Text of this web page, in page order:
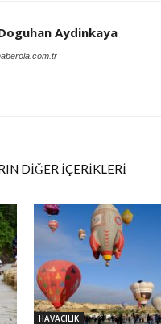
Aydinkaya
DİĞER İÇERİKLERİ
HAVACILIK